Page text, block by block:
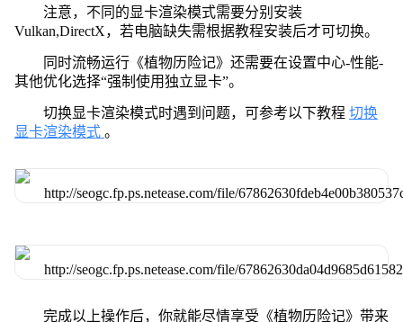
注意，不同的显卡渲染模式需要分别安装
Vulkan,DirectX，若电脑缺失需根据教程安装后才可切换。
同时流畅运行《植物历险记》还需要在设置中心-性能-
其他优化选择“强制使用独立显卡”。
切换显卡渲染模式时遇到问题，可参考以下教程 切换
显卡渲染模式 。
完成以上操作后，你就能尽情享受《植物历险记》带来